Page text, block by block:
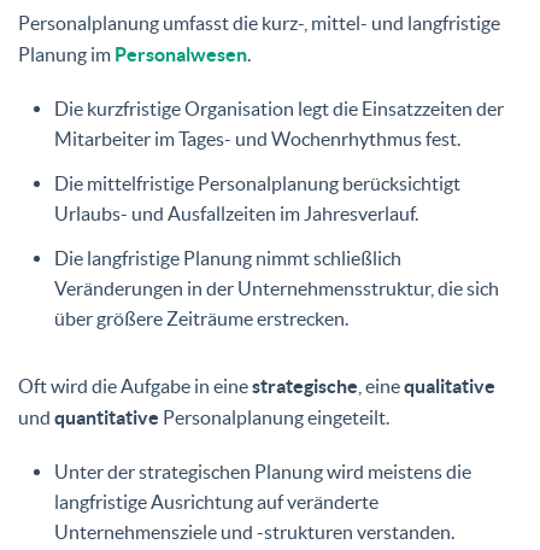
Personalplanung umfasst die kurz-, mittel- und langfristige
Planung im Personalwesen.
Die kurzfristige Organisation legt die Einsatzzeiten der
Mitarbeiter im Tages- und Wochenrhythmus fest.
Die mittelfristige Personalplanung berücksichtigt
Urlaubs- und Ausfallzeiten im Jahresverlauf.
Die langfristige Planung nimmt schließlich
Veränderungen in der Unternehmensstruktur, die sich
über größere Zeiträume erstrecken.
Oft wird die Aufgabe in einestrategische , einequalitative
und quantitative Personalplanung eingeteilt.
Unter der strategischen Planung wird meistens die
langfristige Ausrichtung auf veränderte
Unternehmensziele und -strukturen verstanden.